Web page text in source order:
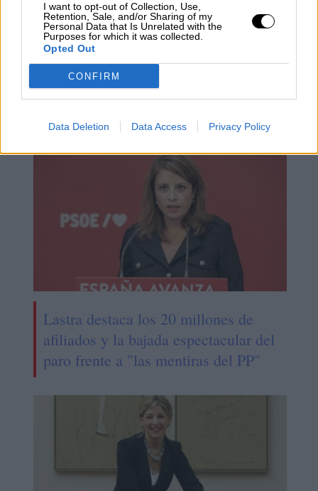
I want to opt-out of Collection, Use,
Retention, Sale, and/or Sharing of my
Personal Data that Is Unrelated with the
Purposes for which it was collected.
Opted Out
CONFIRM
Data Deletion Data Access Privacy Policy
Combatir el desempleo juvenil,
prioridad del candidato socialista
Lastra destaca los 20 millones de
afiliados y la bajada espectacular del
paro frente a "las mentiras del PP"